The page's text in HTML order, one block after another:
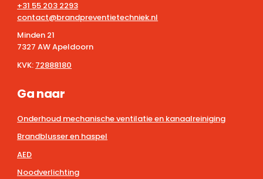
+31 55 203 2293
contact@brandpreventietechniek.nl
Minden 21
7327 AW Apeldoorn
KVK: 72888180
Ga naar
Onderhoud mechanische ventilatie en kanaalreiniging
Brandblusser en haspel
AED
Noodverlichting